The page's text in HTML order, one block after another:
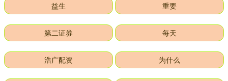
益生 重要
第二证券 每天
浩广配资 为什么